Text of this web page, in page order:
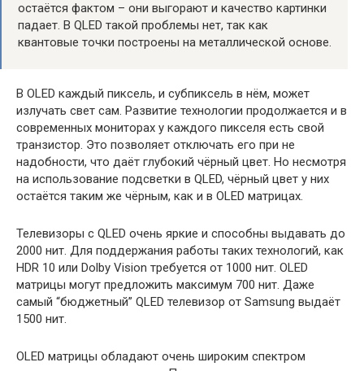
остаётся фактом – они выгорают и качество картинки
падает. В QLED такой проблемы нет, так как
квантовые точки построены на металлической основе.
В OLED каждый пиксель, и субпиксель в нём, может
излучать свет сам. Развитие технологии продолжается и в
современных мониторах у каждого пикселя есть свой
транзистор. Это позволяет отключать его при не
надобности, что даёт глубокий чёрный цвет. Но несмотря
на использование подсветки в QLED, чёрный цвет у них
остаётся таким же чёрным, как и в OLED матрицах.
Телевизоры с QLED очень яркие и способны выдавать до
2000 нит. Для поддержания работы таких технологий, как
HDR 10 или Dolby Vision требуется от 1000 нит. OLED
матрицы могут предложить максимум 700 нит. Даже
самый “бюджетный” QLED телевизор от Samsung выдаёт
1500 нит.
OLED матрицы обладают очень широким спектром